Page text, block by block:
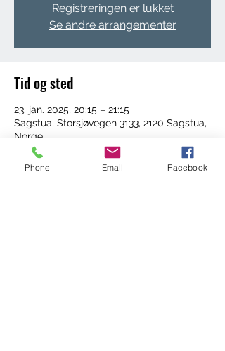
Registreringen er lukket
Se andre arrangementer
Tid og sted
23. jan. 2025, 20:15 – 21:15
Sagstua, Storsjøvegen 3133, 2120 Sagstua,
Norge
Phone Email Facebook